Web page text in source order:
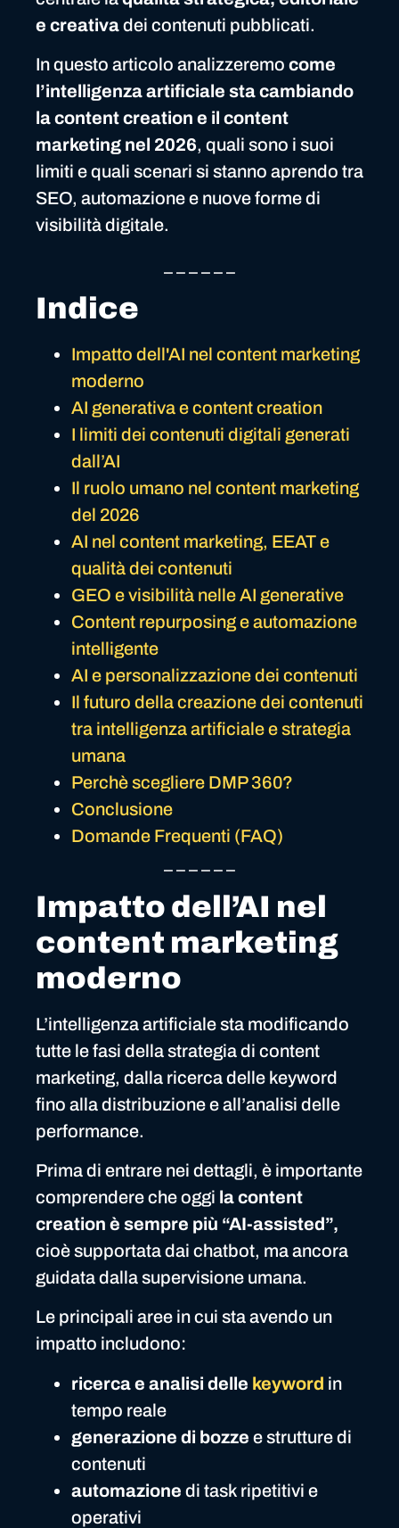
e creativadei contenuti pubblicati.
In questo articolo analizzeremo come
l’intelligenza artificiale sta cambiando
la content creation e il content
marketing nel 2026, quali sono i suoi
limiti e quali scenari si stanno aprendo tra
SEO, automazione e nuove forme di
visibilità digitale.
Indice
Impatto dell'AI nel content marketing
moderno
AI generativa e content creation
I limiti dei contenuti digitali generati
dall’AI
Il ruolo umano nel content marketing
del 2026
AI nel content marketing, EEAT e
qualità dei contenuti
GEO e visibilità nelle AI generative
Content repurposing e automazione
intelligente
AI e personalizzazione dei contenuti
Il futuro della creazione dei contenuti
tra intelligenza artificiale e strategia
umana
Perchè scegliere DMP 360?
Conclusione
Domande Frequenti (FAQ)
Impatto dell’AI nel
content marketing
moderno
L’intelligenza artificiale sta modificando
tutte le fasi della strategia di content
marketing, dalla ricerca delle keyword
fino alla distribuzione e all’analisi delle
performance.
Prima di entrare nei dettagli, è importante
comprendere che oggi la content
creation è sempre più “AI-assisted”,
cioè supportata dai chatbot, ma ancora
guidata dalla supervisione umana.
Le principali aree in cui sta avendo un
impatto includono:
ricerca e analisi delle keyword in
tempo reale
generazione di bozze e strutture di
contenuti
automazione di task ripetitivi e
operativi